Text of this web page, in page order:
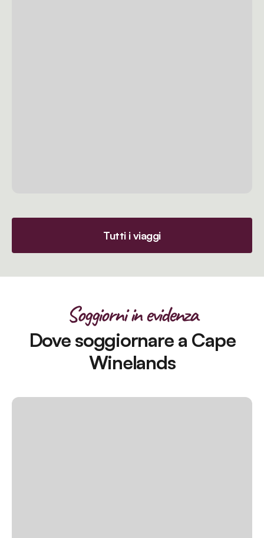
Tutti i viaggi
Soggiorni in evidenza
Dove soggiornare a Cape
Winelands